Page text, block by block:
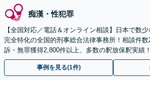
痴漢・性犯罪
【全国対応／電話＆オンライン相談】日本で数
完全特化の全国的刑事総合法律事務所！相談件
訴・無罪獲得2,800件以上、多数の釈放保釈実績
弁護士の腕次第で変わります【初回相談無料】
事例を見る(1件)